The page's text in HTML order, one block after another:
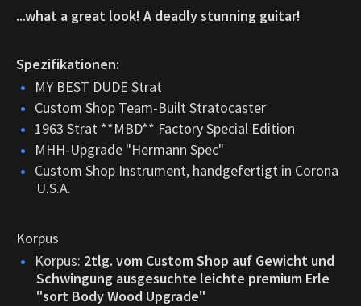
...what a great look! A deadly stunning guitar!
Spezifikationen:
MY BEST DUDE Strat
Custom Shop Team-Built Stratocaster
1963 Strat **MBD** Factory Special Edition
MHH-Upgrade "Hermann Spec"
Custom Shop Instrument, handgefertigt in Corona
U.S.A.
Korpus
Korpus: 2tlg. vom Custom Shop auf Gewicht und
Schwingung ausgesuchte leichte premium Erle
"sort Body Wood Upgrade"